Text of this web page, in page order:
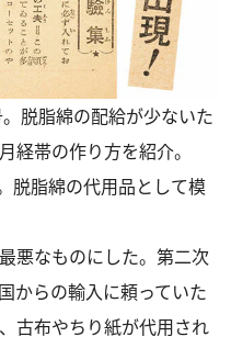
脱脂綿の配給が少ないた
経帯の作り方を紹介。
脱脂綿の代用品として模
悪なものにした。第二次
からの輸入に頼っていた
古布やちり紙が代用され